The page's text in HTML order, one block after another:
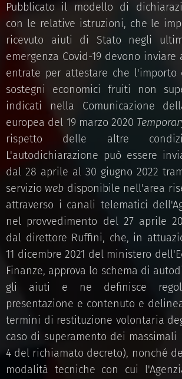
Pubblicato il modello di
con le relative istruzioni, che le
ricevuto aiuti di Stato negli
emergenza Covid-19 devono inviare
entrate per attestare che l'importo
sostegni economici fruiti non
indicati nella Comunicazione
europea del 19 marzo 2020
rispetto delle altre
L'autodichiarazione può essere
dal 28 aprile al 30 giugno 2022
servizio web disponibile nell'area
attraverso i canali telematici
nel provvedimento del 27 aprile
dal direttore Ruffini, che, in
11 dicembre 2021 del ministero
Finanze, approva lo schema di
gli aiuti e ne definisce
presentazione e contenuto e
termini di restituzione volontaria
caso di superamento dei massimali
4 del richiamato decreto), nonché
modalità tecniche con cui